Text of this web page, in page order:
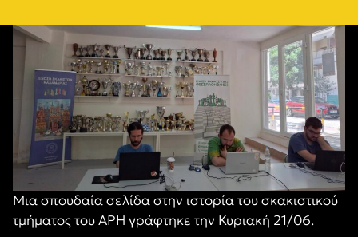
Μια σπουδαία σελίδα στην ιστορία του σκακιστικού
τμήματος του ΑΡΗ γράφτηκε την Κυριακή 21/06.